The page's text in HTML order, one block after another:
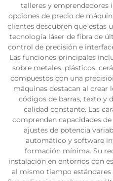
talleres y emprendedores
opciones de precio de
clientes descubren que estas
tecnología láser de fibra de
control de precisión e
Las funciones principales
sobre metales, plásticos,
compuestos con una
máquinas destacan al crear
códigos de barras, texto y
calidad constante. Las
comprenden capacidades
ajustes de potencia
automático y software
formación mínima. Su
instalación en entornos con
al mismo tiempo